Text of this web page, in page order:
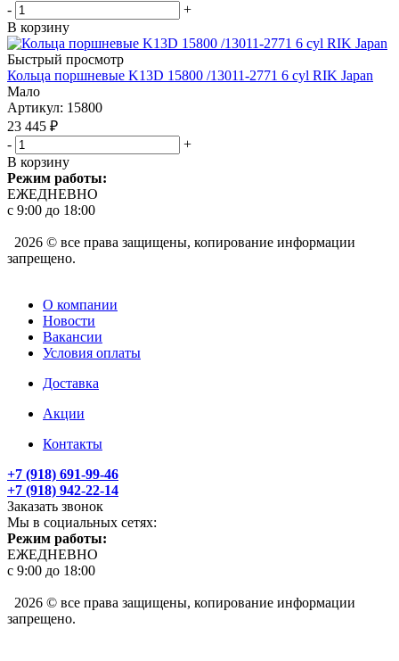
-
+
В корзину
Быстрый просмотр
Кольца поршневые K13D 15800 /13011-2771 6 cyl RIK Japan
Мало
Артикул: 15800
23 445 ₽
-
+
В корзину
Режим работы:
ЕЖЕДНЕВНО
с 9:00 до 18:00
2026 © все права защищены, копирование информации
запрещено.
О компании
Новости
Вакансии
Условия оплаты
Доставка
Акции
Контакты
+7 (918) 691-99-46
+7 (918) 942-22-14
Заказать звонок
Мы в социальных сетях:
Режим работы:
ЕЖЕДНЕВНО
с 9:00 до 18:00
2026 © все права защищены, копирование информации
запрещено.